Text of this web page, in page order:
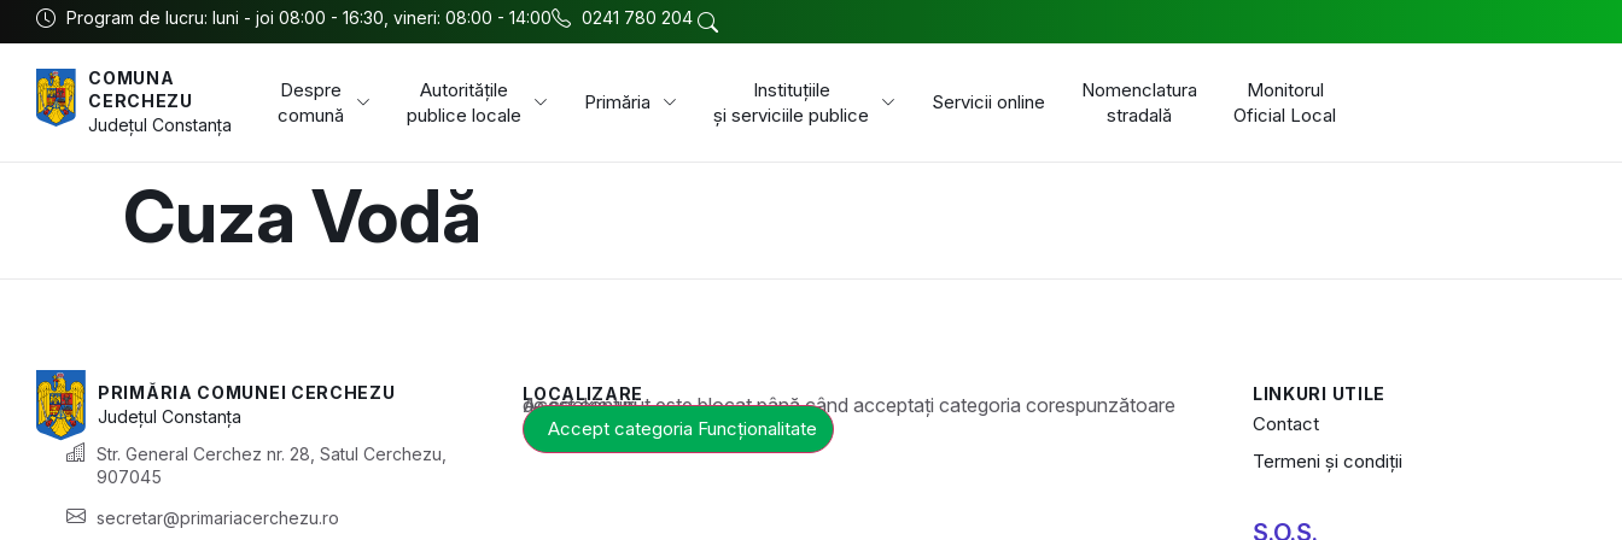
Program de lucru: luni - joi 08:00 - 16:30, vineri: 08:00 - 14:00 0241 780 204
COMUNA
CERCHEZU
JudețulConstanța
Despre
comună
Autoritățile
publice locale
Primăria
Instituțiile
și serviciile publice
Servicii online
Nomenclatura
stradală
Monitorul
Oficial Local
Cuza Vodă
PRIMĂRIA COMUNEI CERCHEZU
JudețulConstanța
Str. General Cerchez nr. 28, Satul Cerchezu,
907045
secretar@primariacerchezu.ro
LOCALIZARE
Acest conținut este blocat până când acceptați categoria corespunzătoare de cookie-uri.
Accept categoria Funcționalitate
LINKURI UTILE
Contact
Termeni și condiții
S.O.S.